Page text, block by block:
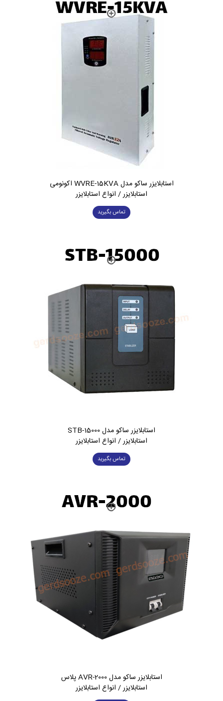
استابلایزر ساکو مدل WVRE-15KVA اکونومی
استابلایزر / انواع استابلایزر
تماس بگیرید
استابلایزر ساکو مدل STB-15000
استابلایزر / انواع استابلایزر
تماس بگیرید
استابلایزر ساکو مدل AVR-2000 پلاس
استابلایزر / انواع استابلایزر